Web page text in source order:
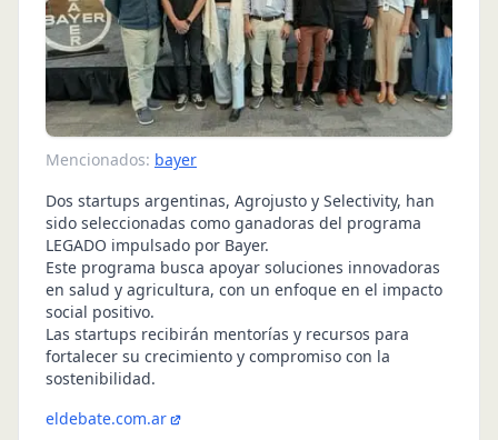
Mencionados: bayer
Dos startups argentinas, Agrojusto y Selectivity, han
sido seleccionadas como ganadoras del programa
LEGADO impulsado por Bayer.
Este programa busca apoyar soluciones innovadoras
en salud y agricultura, con un enfoque en el impacto
social positivo.
Las startups recibirán mentorías y recursos para
fortalecer su crecimiento y compromiso con la
sostenibilidad.
eldebate.com.ar